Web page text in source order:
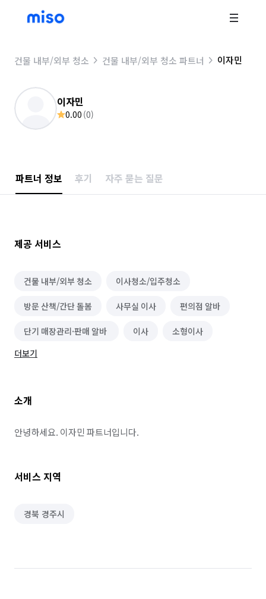
건물 내부/외부 청소 건물 내부/외부 청소 파트너 이자민
이자민
0.00 (0)
파트너 정보 후기 자주 묻는 질문
제공 서비스
건물 내부/외부 청소 이사청소/입주청소
방문 산책/간단 돌봄 사무실 이사 편의점 알바
단기 매장관리·판매 알바 이사
소형이사
더보기
소개
안녕하세요. 이자민 파트너입니다.
서비스 지역
경북 경주시